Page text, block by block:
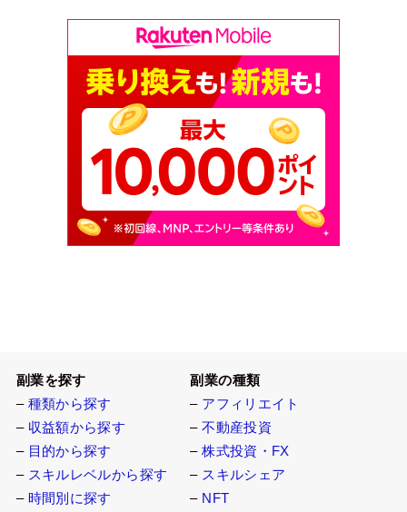
副業を探す
– 種類から探す
– 収益額から探す
– 目的から探す
– スキルレベルから探す
– 時間別に探す
副業の種類
– アフィリエイト
–不動産投資
–株式投資・FX
– スキルシェア
– NFT